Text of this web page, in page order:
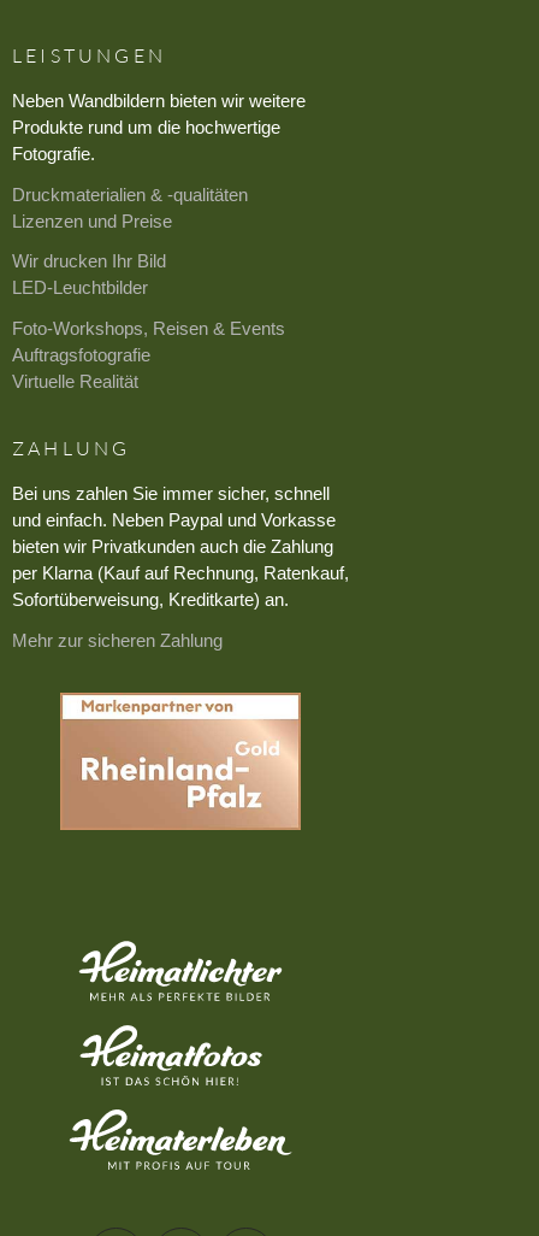
LEISTUNGEN
Neben Wandbildern bieten wir weitere
Produkte rund um die hochwertige
Fotografie.
Druckmaterialien & -qualitäten
Lizenzen und Preise
Wir drucken Ihr Bild
LED-Leuchtbilder
Foto-Workshops, Reisen & Events
Auftragsfotografie
Virtuelle Realität
ZAHLUNG
Bei uns zahlen Sie immer sicher, schnell
und einfach. Neben Paypal und Vorkasse
bieten wir Privatkunden auch die Zahlung
per Klarna (Kauf auf Rechnung, Ratenkauf,
Sofortüberweisung, Kreditkarte) an.
Mehr zur sicheren Zahlung